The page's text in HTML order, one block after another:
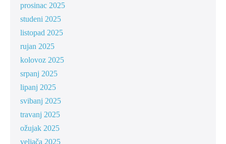
prosinac 2025
studeni 2025
listopad 2025
rujan 2025
kolovoz 2025
srpanj 2025
lipanj 2025
svibanj 2025
travanj 2025
ožujak 2025
veljača 2025